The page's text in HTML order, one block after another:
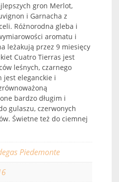
gron Merlot,
i Garnacha z
Różnorodna gleba i
aromatu i
leżakują przez 9 miesięcy
Cuatro Tierras jest
leśnych, czarnego
jest eleganckie i
bardzo długim i
gulaszu, czerwonych
Świetne też do ciemnej
Piedemonte